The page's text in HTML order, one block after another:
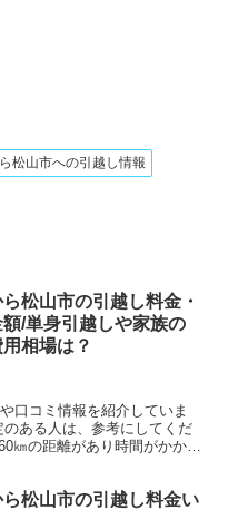
松山市への引越し情報
松山市の引越し料金・
額/単身引越しや家族の
相場は？
口コミ情報を紹介していま
ある人は、参考にしてくだ
㎞の距離があり時間がかかり
松山市の引越し料金い